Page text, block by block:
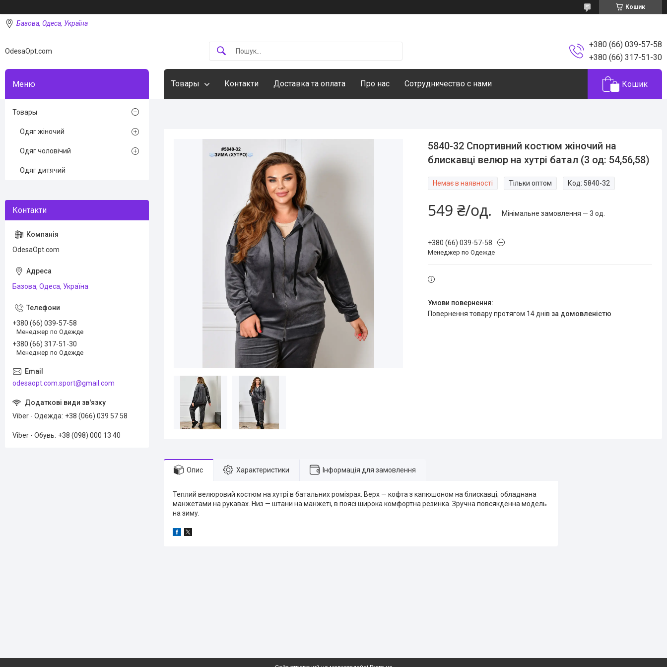
Кошик
Базова, Одеса, Україна
OdesaOpt.com
+380 (66) 039-57-58
+380 (66) 317-51-30
Товары Контакти Доставка та оплата Про нас Сотрудничество с нами Кошик
5840-32 Спортивний костюм жіночий на
блискавці велюр на хутрі батал (3 од: 54,56,58)
Немає в наявності Тільки оптом Код: 5840-32
549 ₴/од. Мінімальне замовлення — 3 од.
+380 (66) 039-57-58
Менеджер по Одежде
повернення товару протягом 14 днів за домовленістю
Опис Характеристики Інформація для замовлення
Теплий велюровий костюм на хутрі в батальних ромізрах. Верх — кофта з капюшоном на блискавці; обладнана
манжетами на рукавах. Низ — штани на манжеті, в поясі широка комфортна резинка. Зручна повсякденна модель
на зиму.
Товары
Одяг жіночий
Одяг чоловічий
Одяг дитячий
OdesaOpt.com
Базова, Одеса, Україна
+380 (66) 039-57-58
Менеджер по Одежде
+380 (66) 317-51-30
Менеджер по Одежде
odesaopt.com.sport@gmail.com
Viber - Одежда +38 (066) 039 57 58
Viber - Обувь +38 (098) 000 13 40